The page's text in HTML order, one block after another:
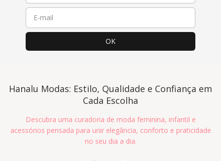
Hanalu Modas: Estilo, Qualidade e Confiança em
Cada Escolha
Descubra uma curadoria de moda feminina, infantil e
acessórios pensada para unir elegância, conforto e praticidade
no seu dia a dia.